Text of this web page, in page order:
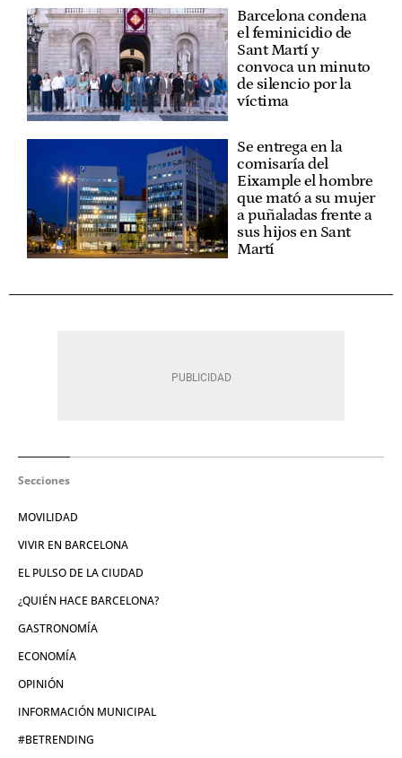
Barcelona condena
el feminicidio de
Sant Martí y
convoca un minuto
de silencio por la
víctima
Se entrega en la
comisaría del
Eixample el hombre
que mató a su mujer
a puñaladas frente a
sus hijos en Sant
Martí
Secciones
MOVILIDAD
VIVIR EN BARCELONA
EL PULSO DE LA CIUDAD
¿QUIÉN HACE BARCELONA?
GASTRONOMÍA
ECONOMÍA
OPINIÓN
INFORMACIÓN MUNICIPAL
#BETRENDING